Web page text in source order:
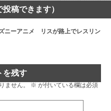
稿できます）
ニーアニメ リスが路上でレスリン
を残す
ません。 ※ が付いている欄は必須